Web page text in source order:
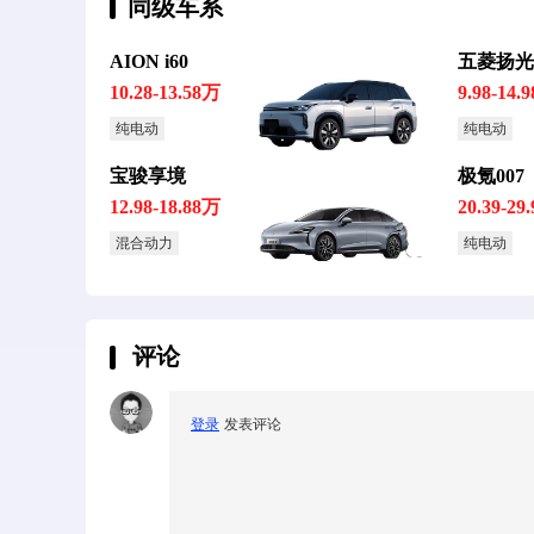
同级车系
AION i60
10.28-13.58万
纯电动
五菱扬
9.98-
纯电动
宝骏享境
12.98-18.88万
混合动力
极氪007
20.39-
纯电动
评论
登录 发表评论